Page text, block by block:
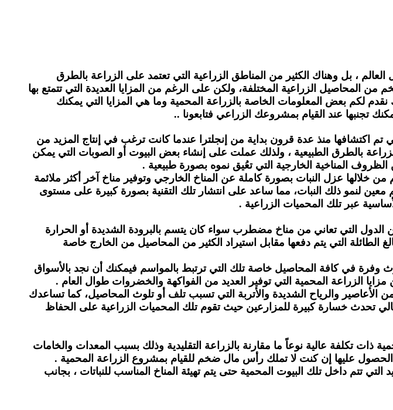
، بل وهناك الكثير من المناطق الزراعية التي تعتمد على الزراعة بالطرق
المحاصيل الزراعية المختلفة، ولكن على الرغم من المزايا العديدة التي تتمتع بها
لكم بعض المعلومات الخاصة بالزراعة المحمية وما هي المزايا التي يمكنك
عند القيام بمشروعك الزراعي فتابعونا ..
اكتشافها منذ عدة قرون بداية من إنجلترا عندما كانت ترغب في إنتاج المزيد من
بالطرق الطبيعية ، ولذلك عملت على إنشاء بعض البيوت أو الصوبات التي يمكن
المناخية الخارجية التي تعُيق نموه بصورة طبيعية .
خلالها عزل النبات بصورة كاملة عن المناخ الخارجي وتوفير مناخ آخر أكثر ملائمة
معين لنمو ذلك النبات، مما ساعد على انتشار تلك التقنية بصورة كبيرة على مستوى
عبر تلك المحميات الزراعية .
الدول التي تعاني من مناخ مضطرب سواء كان يتسم بالبرودة الشديدة أو الحرارة
الطائلة التي يتم دفعها مقابل استيراد الكثير من المحاصيل من الخارج خاصة
في كافة المحاصيل خاصة تلك التي ترتبط بالمواسم فيمكنك أن نجد بالأسواق
الزراعة المحمية التي توفير العديد من الفواكهة والخضروات طوال العام .
الأعاصير والرياح الشديدة والأتربة التي تسبب تلف أو تلوث المحاصيل، كما تساعدك
تحدث خسارة كبيرة للمزارعين حيث تقوم تلك المحميات الزراعية على الحفاظ
ذات تكلفة عالية نوعاً ما مقارنة بالزراعة التقليدية وذلك بسبب المعدات والخامات
عليها إن كنت لا تملك رأس مال ضخم للقيام بمشروع الزراعة المحمية .
التي تتم داخل تلك البيوت المحمية حتى يتم تهيئة المناخ المناسب للنباتات ، بجانب